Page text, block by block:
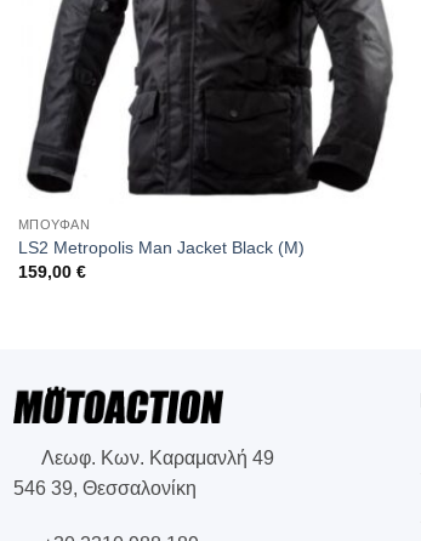
ΜΠΟΥΦΑΝ
LS2 Metropolis Man Jacket Black (M)
159,00 €
Λεωφ. Κων. Καραμανλή 49
546 39, Θεσσαλονίκη